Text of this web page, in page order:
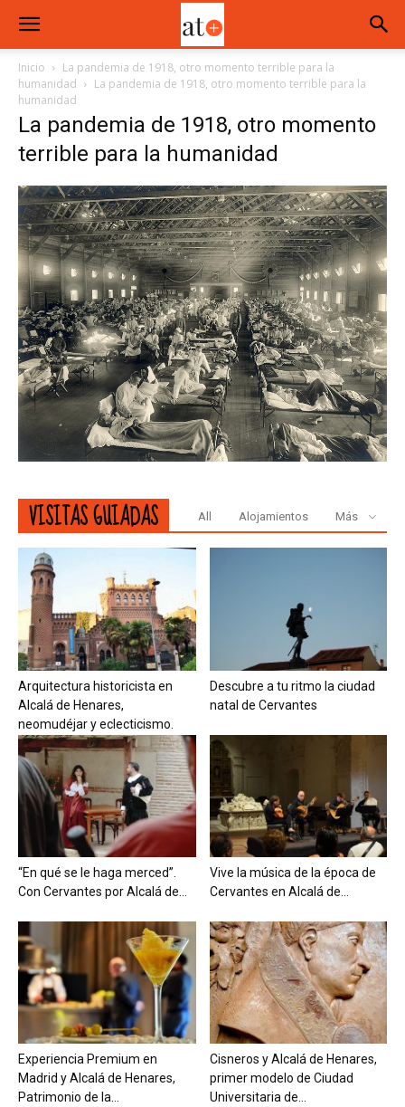
Inicio
La pandemia de 1918, otro momento terrible para la
humanidad
La pandemia de 1918, otro momento terrible para la
humanidad
La pandemia de 1918, otro momento
terrible para la humanidad
VISITAS GUIADAS All Alojamientos Más
Arquitectura historicista en
Alcalá de Henares,
neomudéjar y eclecticismo.
Descubre a tu ritmo la ciudad
natal de Cervantes
“En qué se le haga merced”.
Con Cervantes por Alcalá de...
Vive la música de la época de
Cervantes en Alcalá de...
Experiencia Premium en
Madrid y Alcalá de Henares,
Patrimonio de la...
Cisneros y Alcalá de Henares,
primer modelo de Ciudad
Universitaria de...